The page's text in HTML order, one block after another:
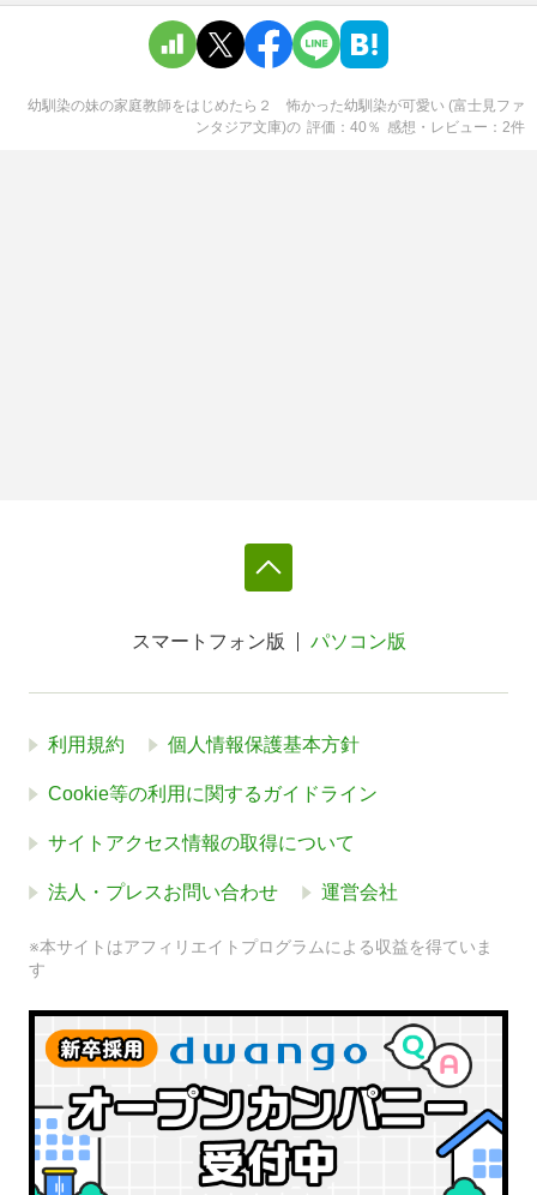
幼馴染の妹の家庭教師をはじめたら２ 怖かった幼馴染が可愛い (富士見ファ
ンタジア文庫)の 評価 40 ％ 感想・レビュー 2件
スマートフォン版 パソコン版
利用規約 個人情報保護基本方針
Cookie等の利用に関するガイドライン
サイトアクセス情報の取得について
法人・プレスお問い合わせ 運営会社
※本サイトはアフィリエイトプログラムによる収益を得ていま
す